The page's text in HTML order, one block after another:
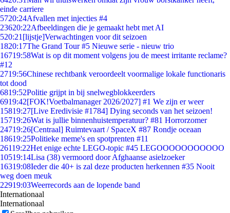
einde carriere
5720:24Afvallen met injecties #4
23620:22Afbeeldingen die je gemaakt hebt met AI
520:21 [lijstje]Verwachtingen voor dit seizoen
1820:17The Grand Tour #5 Nieuwe serie - nieuw trio
16719:58Wat is op dit moment volgens jou de meest irritante reclame?
#12
2719:56Chinese rechtbank veroordeelt voormalige lokale functionaris
tot dood
6819:52Politie grijpt in bij snelwegblokkeerders
6919:42[FOK!Voetbalmanager 2026/2027] #1 We zijn er weer
15819:27[Live Eredivisie #1784] Dying seconds van het seizoen!
15719:26Wat is jullie binnenhuistemperatuur? #81 Horrorzomer
24719:26[Centraal] Ruimtevaart / SpaceX #87 Rondje oceaan
18619:25Politieke meme's en spotprenten #11
26119:22Het enige echte LEGO-topic #45 LEGOOOOOOOOOOO
10519:14Lisa (38) vermoord door Afghaanse asielzoeker
16319:08Ieder die 40+ is zal deze producten herkennen #35 Nooit
weg doen meuk
22919:03Weerrecords aan de lopende band
Internationaal
Internationaal